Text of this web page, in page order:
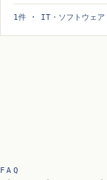
1件 · IT・ソフトウェア
FAQ